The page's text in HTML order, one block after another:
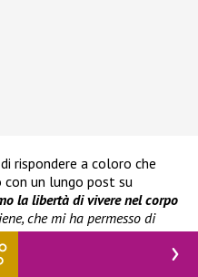
rispondere a coloro che
con un lungo post su
la libertà di vivere nel corpo
che mi ha permesso di
e di rialzarmi. Un corpo
in ogni sua versione. In